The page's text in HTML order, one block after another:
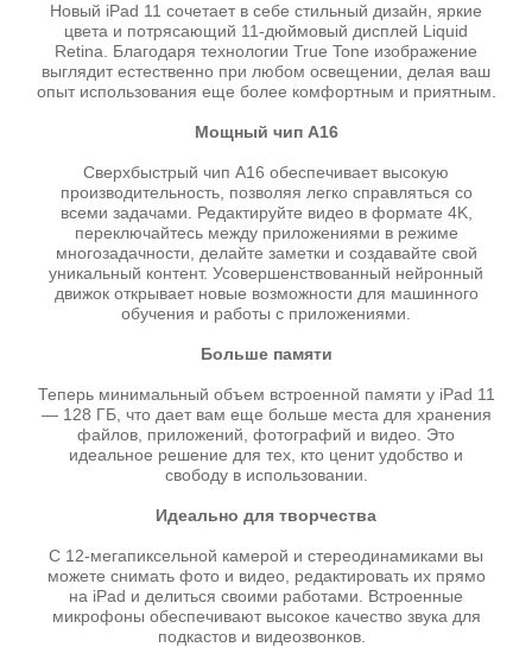
Новый iPad 11 сочетает в себе стильный дизайн, яркие
цвета и потрясающий 11-дюймовый дисплей Liquid
Retina. Благодаря технологии True Tone изображение
выглядит естественно при любом освещении, делая ваш
опыт использования еще более комфортным и приятным.
Мощный чип A16
Сверхбыстрый чип A16 обеспечивает высокую
производительность, позволяя легко справляться со
всеми задачами. Редактируйте видео в формате 4K,
переключайтесь между приложениями в режиме
многозадачности, делайте заметки и создавайте свой
уникальный контент. Усовершенствованный нейронный
движок открывает новые возможности для машинного
обучения и работы с приложениями.
Больше памяти
Теперь минимальный объем встроенной памяти у iPad 11
— 128 ГБ, что дает вам еще больше места для хранения
файлов, приложений, фотографий и видео. Это
идеальное решение для тех, кто ценит удобство и
свободу в использовании.
Идеально для творчества
С 12-мегапиксельной камерой и стереодинамиками вы
можете снимать фото и видео, редактировать их прямо
на iPad и делиться своими работами. Встроенные
микрофоны обеспечивают высокое качество звука для
подкастов и видеозвонков.